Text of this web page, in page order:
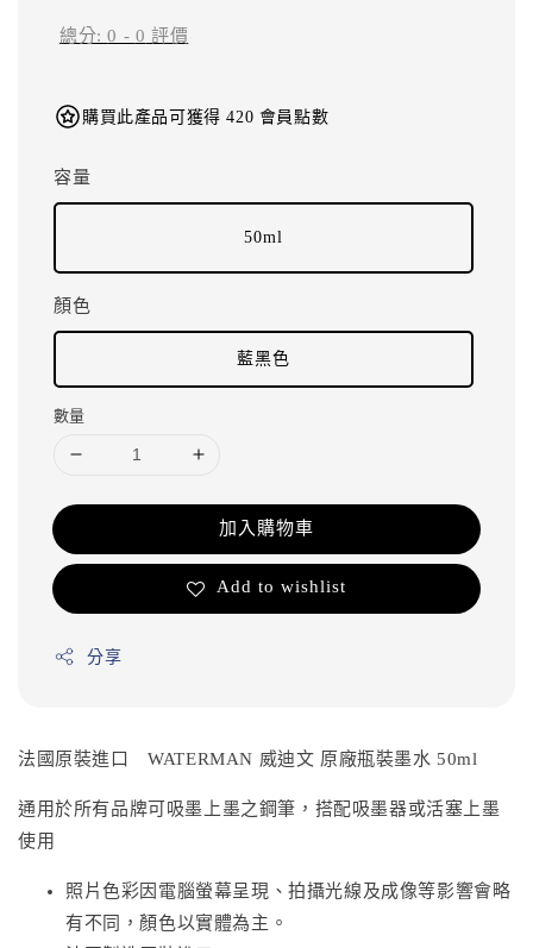
總分:0 - 0 評價
購買此產品可獲得 420 會員點數
容量
50ml
顏色
藍黑色
數量
加入購物車
Add to wishlist
分享
法國原裝進口 WATERMAN 威迪文 原廠瓶裝墨水 50ml
通用於所有品牌可吸墨上墨之鋼筆，搭配吸墨器或活塞上墨
使用
照片色彩因電腦螢幕呈現、拍攝光線及成像等影響會略
有不同，顏色以實體為主。